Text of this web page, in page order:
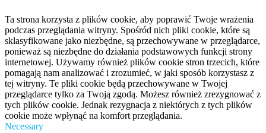
Ta strona korzysta z plików cookie, aby poprawić Twoje wrażenia
podczas przeglądania witryny. Spośród nich pliki cookie, które są
sklasyfikowane jako niezbędne, są przechowywane w przeglądarce,
ponieważ są niezbędne do działania podstawowych funkcji strony
internetowej. Używamy również plików cookie stron trzecich, które
pomagają nam analizować i zrozumieć, w jaki sposób korzystasz z
tej witryny. Te pliki cookie będą przechowywane w Twojej
przeglądarce tylko za Twoją zgodą. Możesz również zrezygnować z
tych plików cookie. Jednak rezygnacja z niektórych z tych plików
cookie może wpłynąć na komfort przeglądania.
Necessary